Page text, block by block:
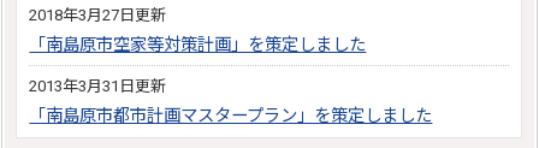
2018年3月27日更新
「南島原市空家等対策計画」を策定しました
2013年3月31日更新
「南島原市都市計画マスタープラン」を策定しました